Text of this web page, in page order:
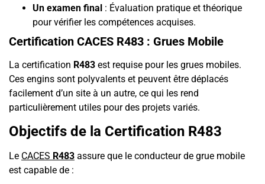
Un examen final : Évaluation pratique et théorique
pour vérifier les compétences acquises.
Certification CACES R483 : Grues Mobile
La certification R483 est requise pour les grues mobiles.
Ces engins sont polyvalents et peuvent être déplacés
facilement d’un site à un autre, ce qui les rend
particulièrement utiles pour des projets variés.
Objectifs de la Certification R483
Le CACES R483 assure que le conducteur de grue mobile
est capable de :